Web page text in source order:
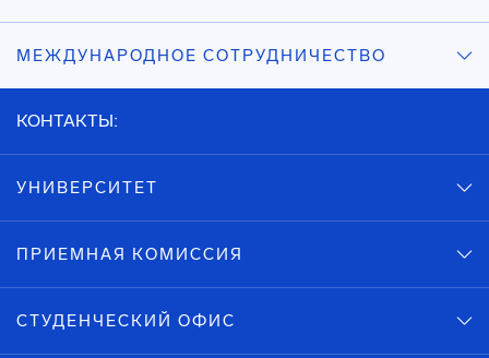
МЕЖДУНАРОДНОЕ СОТРУДНИЧЕСТВО
КОНТАКТЫ:
УНИВЕРСИТЕТ
ПРИЕМНАЯ КОМИССИЯ
СТУДЕНЧЕСКИЙ ОФИС